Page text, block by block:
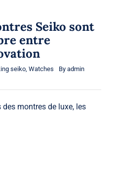
Seiko sont
entre
seiko, Watches By admin
des montres de luxe, les